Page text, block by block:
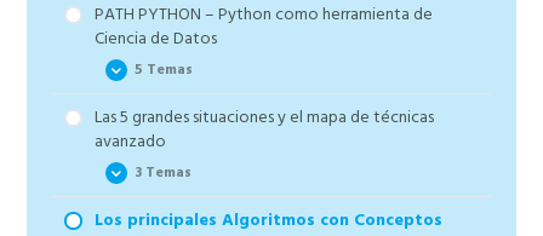
R desde cero
Carga de paquetes automática
Bonus 5: Hacks de programación para NO
programadores
Lectura de Datos
Limpia tus datos
PATH PYTHON – Python como herramienta de
Ciencia de Datos
5 Temas
Introducción al módulo y contenidos de Python
Cómo preparar datos. Imputación de nans y
balanceo de los datos
Exploración completa en un problema de
Las 5 grandes situaciones y el mapa de técnicas
avanzado
3 Temas
Los principales Algoritmos con Conceptos